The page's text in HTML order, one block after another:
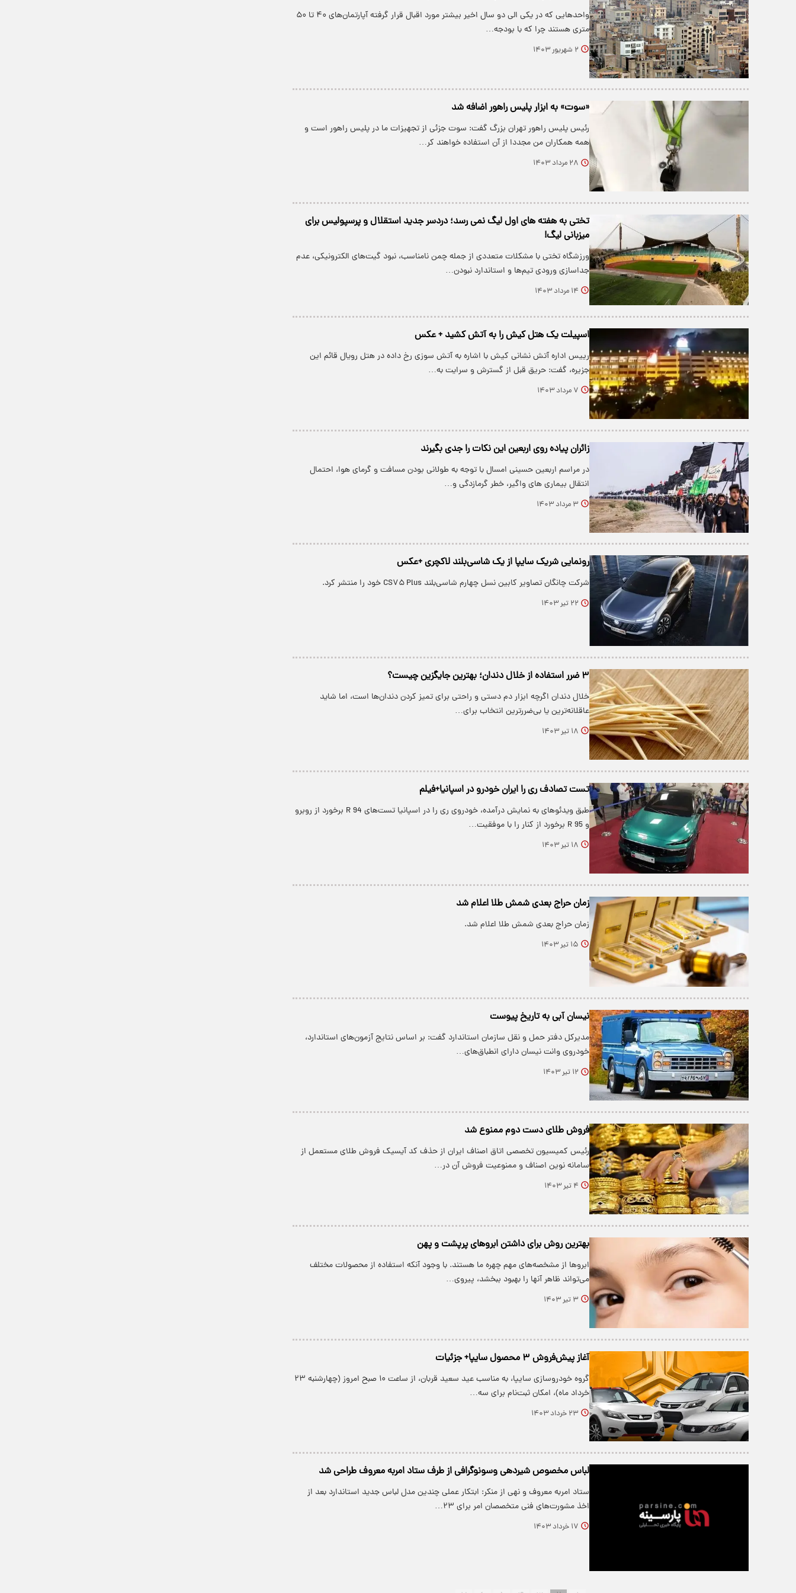
واحد‌هایی که در یکی الی دو سال اخیر بیشتر مورد اقبال قرار گرفته آپارتمان‌های ۴۰ تا ۵۰
متری هستند چرا که با بودجه…
۲ شهریور ۱۴۰۳
«سوت» به ابزار پلیس راهور اضافه شد
رئیس پلیس راهور تهران بزرگ گفت: سوت جزئی از تجهیزات ما در پلیس راهور است و
همه همکاران من مجددا از آن استفاده خواهند کر…
۲۸ مرداد ۱۴۰۳
تختی به هفته های اول لیگ نمی رسد؛ دردسر جدید استقلال و پرسپولیس برای
میزبانی لیگ!
ورزشگاه تختی با مشکلات متعددی از جمله چمن نامناسب، نبود گیت‌های الکترونیکی، عدم
جداسازی ورودی تیم‌ها و استاندارد نبودن…
۱۴ مرداد ۱۴۰۳
اسپیلت یک هتل کیش را به آتش کشید + عکس
رییس اداره آتش نشانی کیش با اشاره به آتش سوزی رخ داده در هتل رویال قائم این
جزیره، گفت: حریق قبل از گسترش و سرایت به…
۷ مرداد ۱۴۰۳
زائران پیاده روی اربعین این نکات را جدی بگیرند
در مراسم اربعین حسینی امسال با توجه به طولانی بودن مسافت و گرمای هوا، احتمال
انتقال بیماری های واگیر، خطر گرمازدگی و…
۳ مرداد ۱۴۰۳
رونمایی شریک سایپا از یک شاسی‌بلند لاکچری +عکس
شرکت چانگان تصاویر کابین نسل چهارم شاسی‌بلند CS۷۵ Plus خود را منتشر کرد.
۲۲ تیر ۱۴۰۳
۳ ضرر استفاده از خلال دندان؛ بهترین جایگزین چیست؟
خلال دندان اگرچه ابزار دم دستی و راحتی برای تمیز کردن دندان‌ها است، اما شاید
عاقلانه‌ترین یا بی‌ضررترین انتخاب برای…
۱۸ تیر ۱۴۰۳
تست تصادف ری را ایران خودرو در اسپانیا+فیلم
طبق ویدئوهای به نمایش درآمده، خودروی ری را در اسپانیا تست‌های R 94 برخورد از روبرو
و R 95 برخورد از کنار را با موفقیت…
۱۸ تیر ۱۴۰۳
زمان حراج بعدی شمش طلا اعلام شد
زمان حراج بعدی شمش طلا اعلام شد.
۱۵ تیر ۱۴۰۳
نیسان آبی به تاریخ پیوست
مدیرکل دفتر حمل و نقل سازمان استاندارد گفت: بر اساس نتایج آزمون‌های استاندارد،
خودروی وانت نیسان دارای انطباق‌های…
۱۲ تیر ۱۴۰۳
فروش طلای دست دوم ممنوع شد
رئیس کمیسیون تخصصی اتاق اصناف ایران از حذف کد آیسیک فروش طلای مستعمل از
سامانه نوین اصناف و ممنوعیت فروش آن در…
۴ تیر ۱۴۰۳
بهترین روش برای داشتن ابروهای پرپشت‌ و پهن‌
ابروها از مشخصه‌های مهم چهره ما هستند. با وجود آنکه استفاده از محصولات مختلف
می‌تواند ظاهر آنها را بهبود ببخشد، پیروی…
۳ تیر ۱۴۰۳
آغاز پیش‌فروش ۳ محصول سایپا+ جزئیات
گروه خودروسازی سایپا، به مناسب عید سعید قربان، از ساعت ۱۰ صبح امروز (چهارشنبه ۲۳
خرداد ماه)، امکان ثبت‌نام برای سه…
۲۳ خرداد ۱۴۰۳
لباس مخصوص شیردهی و‌سونوگرافی از طرف ستاد امر‌به معروف طراحی شد
ستاد امربه معروف و نهی از منکر: ابتکار عملی چندین مدل لباس جدید استاندارد بعد از
اخذ مشورت‌های فنی متخصصان امر برای ۲۳…
۱۷ خرداد ۱۴۰۳